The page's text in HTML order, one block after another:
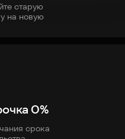
старую
на новую
0%
срока